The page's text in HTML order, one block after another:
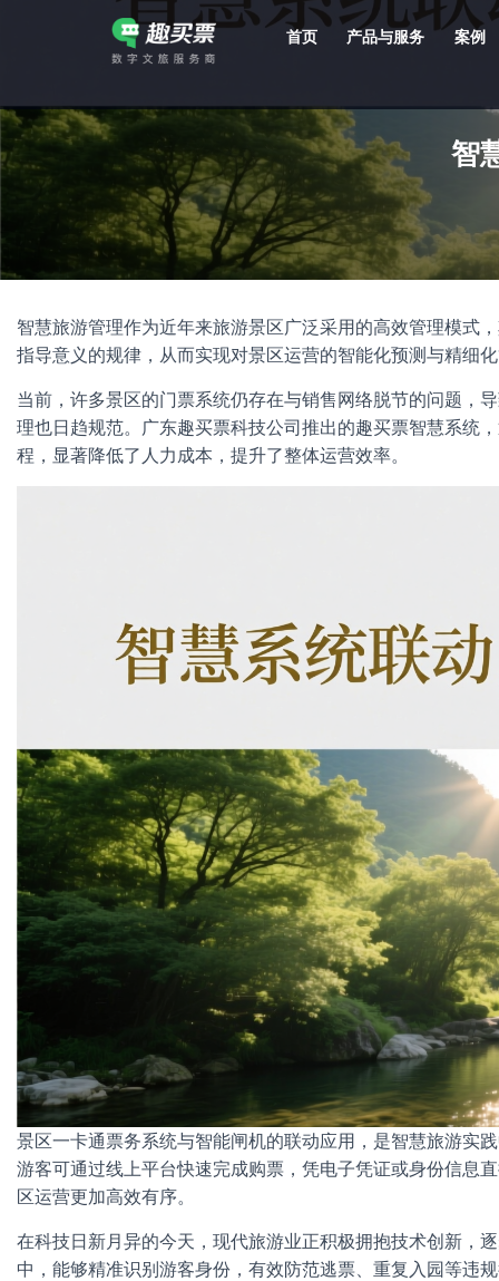
首页 产品与服务 案例
智
智慧旅游管理作为近年来旅游景区广泛采用的高效管理模式
指导意义的规律，从而实现对景区运营的智能化预测与精细
当前，许多景区的门票系统仍存在与销售网络脱节的问题，
理也日趋规范。广东趣买票科技公司推出的趣买票智慧系统
程，显著降低了人力成本，提升了整体运营效率。
景区一卡通票务系统与智能闸机的联动应用，是智慧旅游实
游客可通过线上平台快速完成购票，凭电子凭证或身份信息
区运营更加高效有序。
在科技日新月异的今天，现代旅游业正积极拥抱技术创新，
中，能够精准识别游客身份，有效防范逃票、重复入园等违